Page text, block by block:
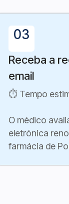
03
Receba a
email
⏱ Tempo
O médico
eletrónica
farmácia de